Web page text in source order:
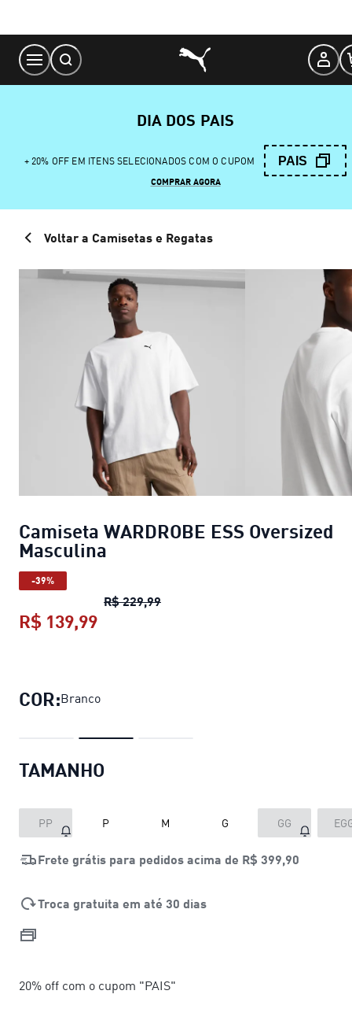
Content
DIA DOS PAIS
+ 20% OFF EM ITENS SELECIONADOS COM O CUPOM PAIS
COMPRAR AGORA
Voltar a Camisetas e Regatas
Camiseta WARDROBE ESS Oversized
Masculina
-39%
R$ 229,99Camiseta WARDROBE ESS
R$ 139,99
COR:Branco
TAMANHO
PP P M G GG
Frete grátis para pedidos acima de R$ 399,90
Troca gratuita em até 30 dias
20% off com o cupom "PAIS"